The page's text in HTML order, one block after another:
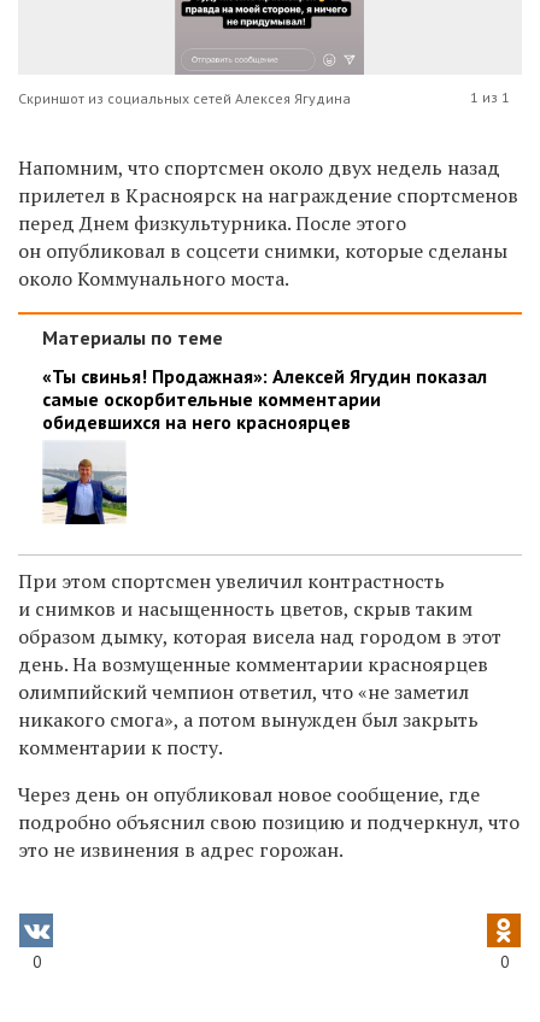
Скриншот из социальных сетей Алексея Ягудина 1 из 1
Напомним, что спортсмен около двух недель назад
прилетел в Красноярск на награждение спортсменов
перед Днем физкультурника. После этого
он опубликовал в соцсети снимки, которые сделаны
около Коммунального моста.
Материалы по теме
«Ты свинья! Продажная»: Алексей Ягудин показал
самые оскорбительные комментарии
обидевшихся на него красноярцев
При этом спортсмен увеличил контрастность
и снимков и насыщенность цветов, скрыв таким
образом дымку, которая висела над городом в этот
день. На возмущенные комментарии красноярцев
олимпийский чемпион ответил, что «не заметил
никакого смога», а потом вынужден был закрыть
комментарии к посту.
Через день он опубликовал новое сообщение, где
подробно объяснил свою позицию и подчеркнул, что
это не извинения в адрес горожан.
0 0